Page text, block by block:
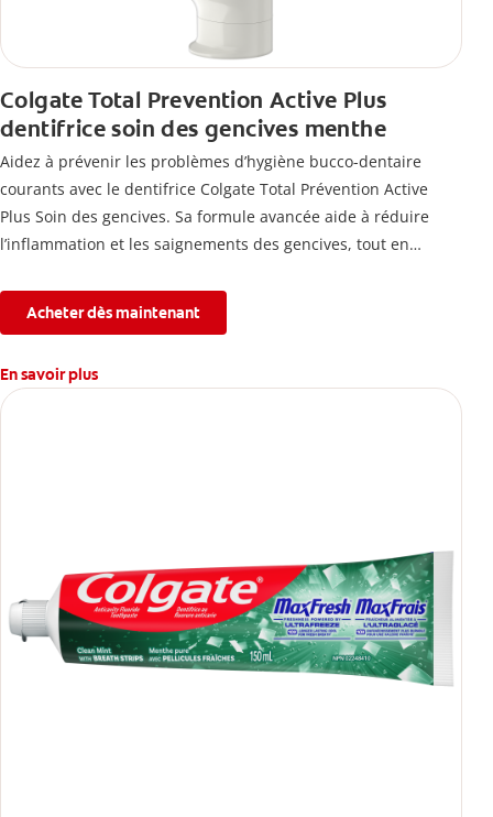
Colgate Total Prevention Active Plus
dentifrice soin des gencives menthe
Aidez à prévenir les problèmes d’hygiène bucco-dentaire
courants avec le dentifrice Colgate Total Prévention Active
Plus Soin des gencives. Sa formule avancée aide à réduire
l’inflammation et les saignements des gencives, tout en
l’érosion de l’émail.
Acheter dès maintenant
En savoir plus